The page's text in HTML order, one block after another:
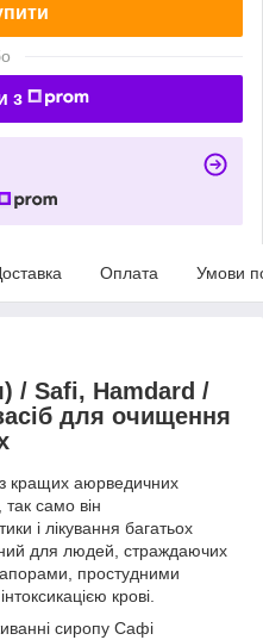
з
Оплата Умови
/ Safi, Hamdard /
для очищення
кращих аюрведичних
само він
і лікування багатьох
для людей, страждаючих
простудними
крові.
сиропу Сафі